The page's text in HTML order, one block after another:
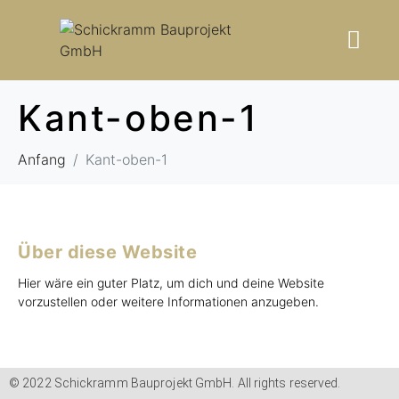
Kant-oben-1
Anfang Kant-oben-1
Über diese Website
Hier wäre ein guter Platz, um dich und deine Website
vorzustellen oder weitere Informationen anzugeben.
© 2022 Schickramm Bauprojekt GmbH. All rights reserved.